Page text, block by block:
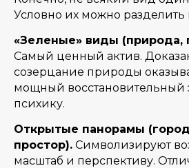
Условно их можно разделить
«Зеленые» виды (природа,
Самый ценный актив.
созерцание природы
мощный восстановительный
психику.
Открытые панорамы
простор). Символизируют
масштаб и перспективу.